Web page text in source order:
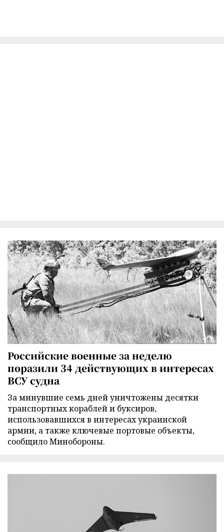
Российские военные за неделю
поразили 34 действующих в интересах
ВСУ судна
За минувшие семь дней уничтожены десятки
транспортных кораблей и буксиров,
использовавшихся в интересах украинской
армии, а также ключевые портовые объекты,
сообщило Минобороны.